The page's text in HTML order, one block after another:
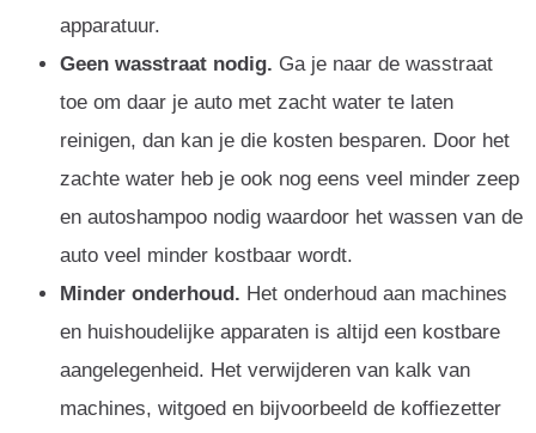
apparatuur.
Geen wasstraat nodig. Ga je naar de wasstraat
toe om daar je auto met zacht water te laten
reinigen, dan kan je die kosten besparen. Door het
zachte water heb je ook nog eens veel minder zeep
en autoshampoo nodig waardoor het wassen van de
auto veel minder kostbaar wordt.
Minder onderhoud. Het onderhoud aan machines
en huishoudelijke apparaten is altijd een kostbare
aangelegenheid. Het verwijderen van kalk van
machines, witgoed en bijvoorbeeld de koffiezetter